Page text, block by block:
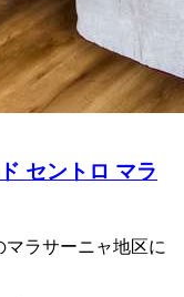
セントロ マラ
ラサーニャ地区に